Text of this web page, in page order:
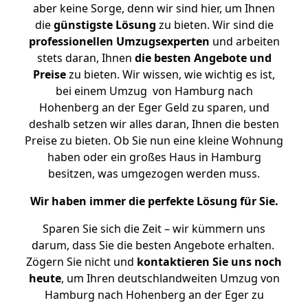
aber keine Sorge, denn wir sind hier, um Ihnen
diegünstigste Lösung zu bieten. Wir sind die
professionellen Umzugsexperten und arbeiten
stets daran, Ihnen die besten Angebote und
Preisezu bieten. Wir wissen, wie wichtig es ist,
bei einem Umzug von Hamburg nach
Hohenberg an der Eger Geld zu sparen, und
deshalb setzen wir alles daran, Ihnen die besten
Preise zu bieten. Ob Sie nun eine kleine Wohnung
haben oder ein großes Haus in Hamburg
besitzen, was umgezogen werden muss.
Wir haben immer die perfekte Lösung für Sie.
Sparen Sie sich die Zeit – wir kümmern uns
darum, dass Sie die besten Angebote erhalten.
Zögern Sie nicht und kontaktieren Sie uns noch
heute, um Ihren deutschlandweiten Umzug von
Hamburg nach Hohenberg an der Eger zu